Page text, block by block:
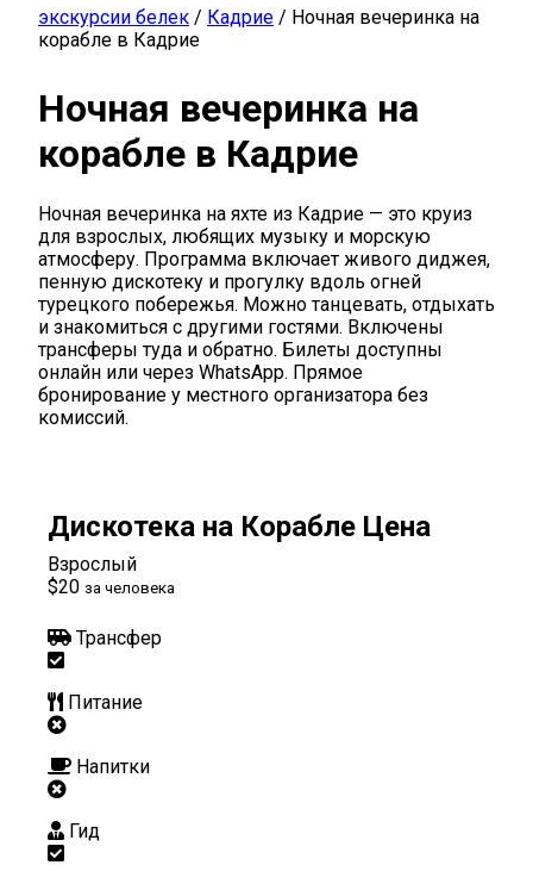
экскурсии белек / Кадрие / Ночная вечеринка на
корабле в Кадрие
Ночная вечеринка на
корабле в Кадрие
Ночная вечеринка на яхте из Кадрие — это круиз
для взрослых, любящих музыку и морскую
атмосферу. Программа включает живого диджея,
пенную дискотеку и прогулку вдоль огней
турецкого побережья. Можно танцевать, отдыхать
и знакомиться с другими гостями. Включены
трансферы туда и обратно. Билеты доступны
онлайн или через WhatsApp. Прямое
бронирование у местного организатора без
комиссий.
Дискотека на Корабле Цена
Взрослый
$20 за человека
Трансфер
Питание
Напитки
Гид